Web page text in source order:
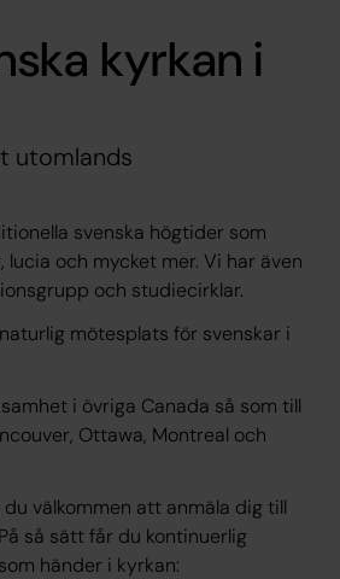
kyrkan i
utomlands
svenska högtider som
lucia och mycket mer. Vi har även
och studiecirklar.
mötesplats för svenskar i
i övriga Canada så som till
Ottawa, Montreal och
välkommen att anmäla dig till
så sätt får du kontinuerlig
händer i kyrkan: